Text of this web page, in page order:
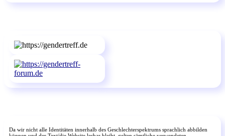
Da wir nicht alle Identitäten innerhalb des Geschlechterspektrums sprachlich abbilden